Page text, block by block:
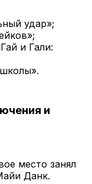
удар»;
и Гали:
и
место занял
Данк.